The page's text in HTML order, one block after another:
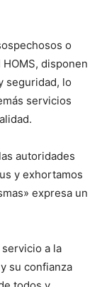
o
disponen
seguridad, lo
servicios
autoridades
y exhortamos
expresa un
a la
su confianza